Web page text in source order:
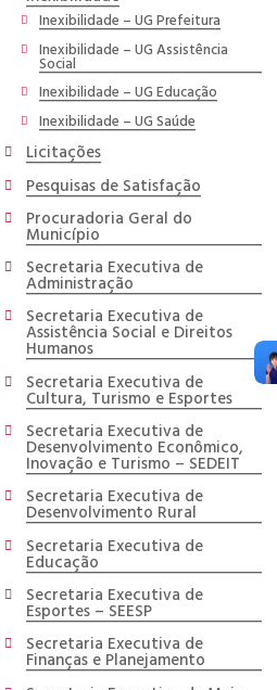
Inexibilidade – UG Prefeitura
Inexibilidade – UG Assistência
Social
Inexibilidade – UG Educação
Inexibilidade – UG Saúde
Licitações
Pesquisas de Satisfação
Procuradoria Geral do
Município
Secretaria Executiva de
Administração
Secretaria Executiva de
Assistência Social e Direitos
Humanos
Secretaria Executiva de
Cultura, Turismo e Esportes
Secretaria Executiva de
Desenvolvimento Econômico,
Inovação e Turismo – SEDEIT
Secretaria Executiva de
Desenvolvimento Rural
Secretaria Executiva de
Educação
Secretaria Executiva de
Esportes – SEESP
Secretaria Executiva de
Finanças e Planejamento